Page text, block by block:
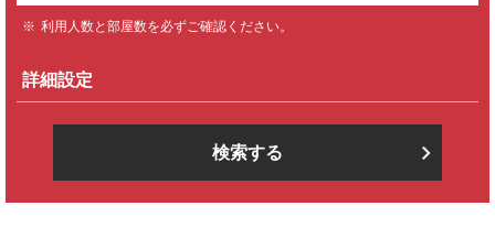
利用人数と部屋数を必ずご確認ください。
詳細設定
検索する